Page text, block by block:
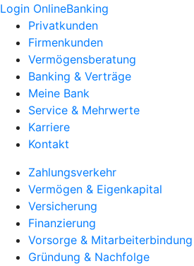
Login OnlineBanking
Privatkunden
Firmenkunden
Vermögensberatung
Banking & Verträge
Meine Bank
Service & Mehrwerte
Karriere
Kontakt
Zahlungsverkehr
Vermögen & Eigenkapital
Versicherung
Finanzierung
Vorsorge & Mitarbeiterbindung
Gründung & Nachfolge